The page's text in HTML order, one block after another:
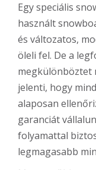
Egy speciális
használt
és változatos,
öleli fel. De a
megkülönböztet
jelenti, hogy
alaposan
garanciát
folyamattal
legmagasabb